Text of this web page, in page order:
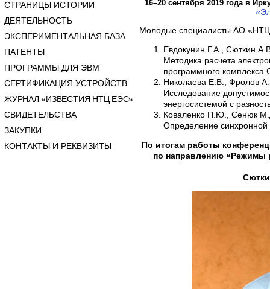
СТРАНИЦЫ ИСТОРИИ
ДЕЯТЕЛЬНОСТЬ
ЭКСПЕРИМЕНТАЛЬНАЯ БАЗА
ПАТЕНТЫ
ПРОГРАММЫ ДЛЯ ЭВМ
СЕРТИФИКАЦИЯ УСТРОЙСТВ
ЖУРНАЛ «ИЗВЕСТИЯ НТЦ ЕЭС»
СВИДЕТЕЛЬСТВА
ЗАКУПКИ
КОНТАКТЫ И РЕКВИЗИТЫ
16–20 сентября 2019 года в
Молодые специалисты АО «НТЦ
Евдокунин Г.А., Сюткин
Методика расчета
программного комплекса
Николаева Е.В., Фролов
Исследование
энергосистемой с
Коваленко П.Ю., Сенюк
Определение синхронной
По итогам работы
по направлению «Режимы